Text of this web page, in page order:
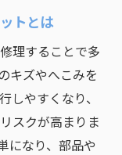
トとは
理することで多
キズやへこみを
しやすくなり、
スクが高まりま
になり、部品や